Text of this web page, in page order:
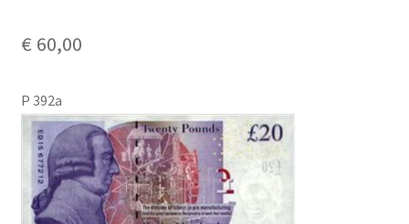
€ 60,00
P 392a